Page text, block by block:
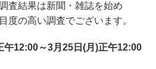
査結果は新聞・雑誌を始め
度の高い調査でございます。
午12:00～3月25日(月)正午12:00